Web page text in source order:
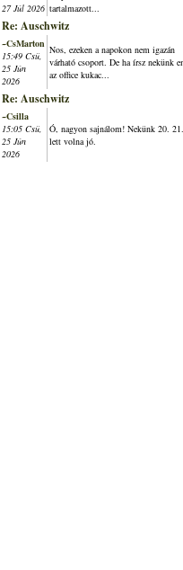
27 Júl 2026 tartalmazott...
Re: Auschwitz
~CsMarton
15:49 Csü,
25 Jún
2026
Nos, ezeken a napokon nem igazán
várható csoport. De ha írsz nekünk
az office kukac...
Re: Auschwitz
~Csilla
15:05 Csü,
25 Jún
2026
Ó, nagyon sajnálom! Nekünk 20.
lett volna jó.